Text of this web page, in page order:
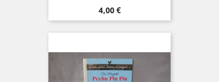
Prix
4,00 €